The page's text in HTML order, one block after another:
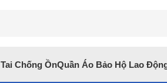
Chống ỒnQuần Áo Bảo Hộ Lao